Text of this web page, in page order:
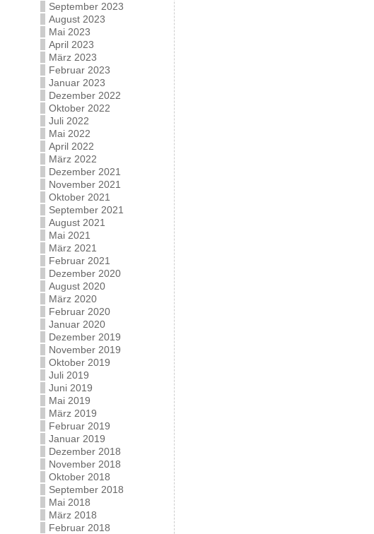
September 2023
August 2023
Mai 2023
April 2023
März 2023
Februar 2023
Januar 2023
Dezember 2022
Oktober 2022
Juli 2022
Mai 2022
April 2022
März 2022
Dezember 2021
November 2021
Oktober 2021
September 2021
August 2021
Mai 2021
März 2021
Februar 2021
Dezember 2020
August 2020
März 2020
Februar 2020
Januar 2020
Dezember 2019
November 2019
Oktober 2019
Juli 2019
Juni 2019
Mai 2019
März 2019
Februar 2019
Januar 2019
Dezember 2018
November 2018
Oktober 2018
September 2018
Mai 2018
März 2018
Februar 2018